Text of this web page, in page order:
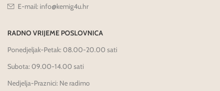
E-mail: info@kemig4u.hr
RADNO VRIJEME POSLOVNICA
Ponedjeljak-Petak: 08.00-20.00 sati
Subota: 09.00-14.00 sati
Nedjelja-Praznici: Ne radimo